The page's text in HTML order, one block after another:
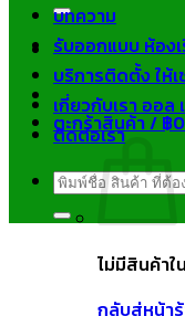
ตะกร้าสินค้า /฿
ไม่มีสินค้าใ
กลับสู่หน้า
บทความ
รับออกแบบ ห้อง
บริการติดตั้ง ให้เ
เกี่ยวกับเรา ออล
ติดต่อเรา
ค้นหา: